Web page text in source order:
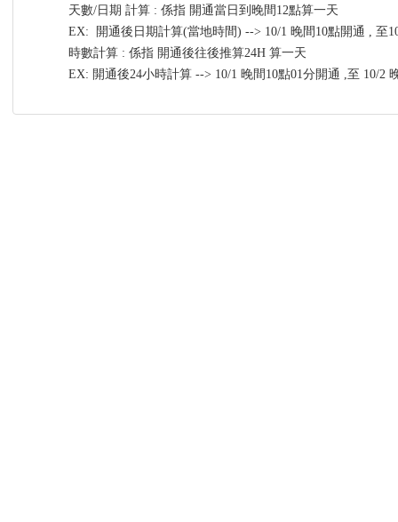
天數/日期 計算 : 係指 開通當日到晚間12點算一天
EX: 開通後日期計算(當地時間) --> 10/1 晚間10點開通 , 至
時數計算 : 係指 開通後往後推算24H 算一天
EX: 開通後24小時計算 --> 10/1 晚間10點01分開通 ,至 10/2